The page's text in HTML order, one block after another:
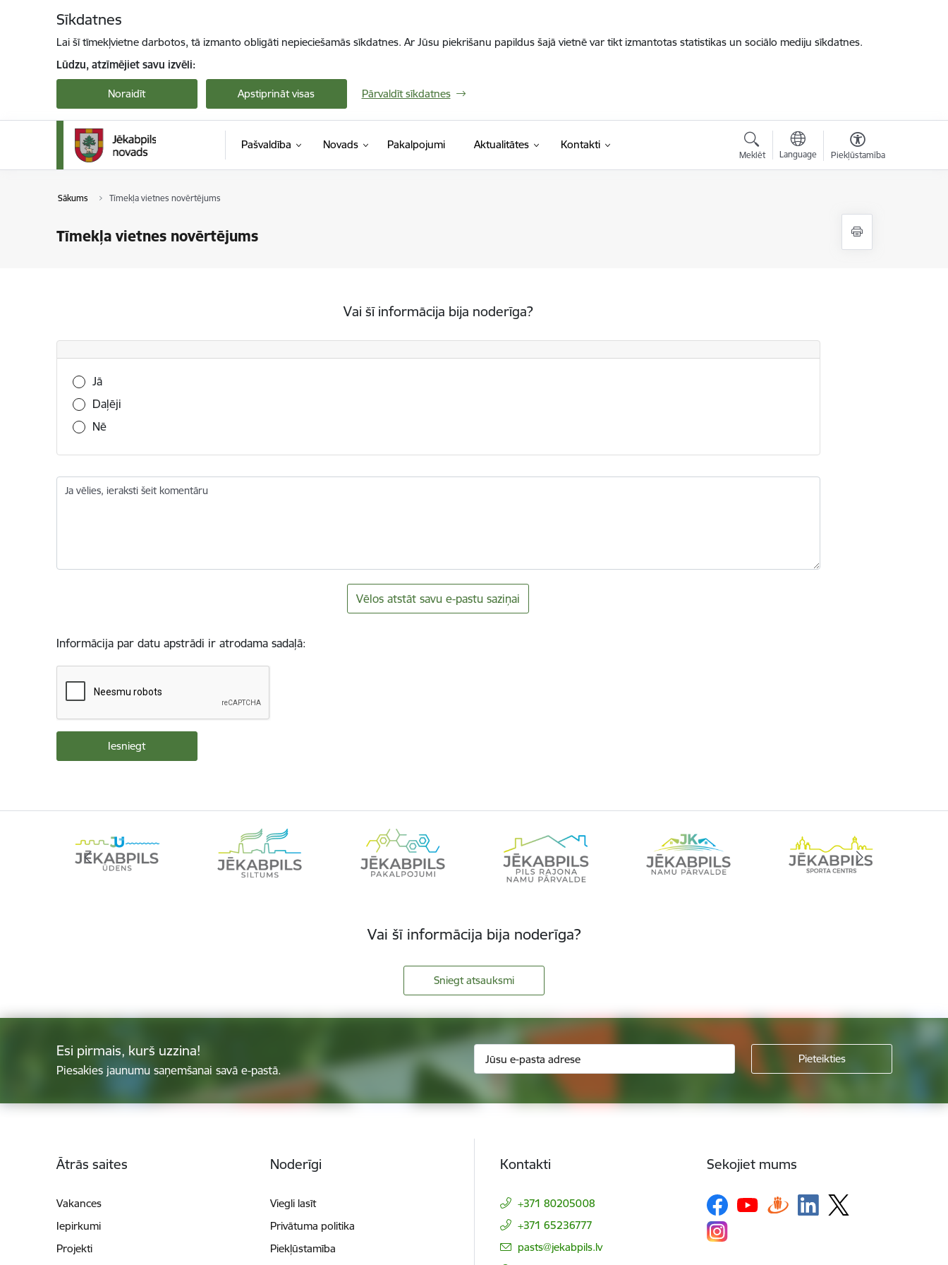
Sīkdatnes
Lai šī tīmekļvietne darbotos, tā izmanto obligāti nepieciešamās sīkdatnes. Ar Jūsu piekrišanu papildus šajā vietnē var tikt izmantotas statistikas un sociālo mediju sīkdatnes.
Lūdzu, atzīmējiet savu izvēli:
Noraidīt Apstiprināt visas Pārvaldīt sīkdatnes
Pašvaldība Novads Pakalpojumi Aktualitātes Kontakti
Meklēt Language Piekļūstamība
Sākums Tīmekļa vietnes novērtējums
Tīmekļa vietnes novērtējums
Vai šī informācija bija noderīga?
Vai šī informācija bija noderīga?
Jā
Daļēji
Nē
Ja vēlies, ieraksti šeit komentāru
Vēlos atstāt savu e-pastu saziņai
Informācija par datu apstrādi ir atrodama sadaļā:
Vai šī informācija bija noderīga?
Sniegt atsauksmi
Esi pirmais, kurš uzzina!
Piesakies jaunumu saņemšanai savā e-pastā.
Ātrās saites
Vakances
Iepirkumi
Projekti
Noderīgi
Viegli lasīt
Privātuma politika
Piekļūstamība
Kontakti
+371 80205008
+371 65236777
E-pasts:
pasts@jekabpils.lv
Sekojiet mums